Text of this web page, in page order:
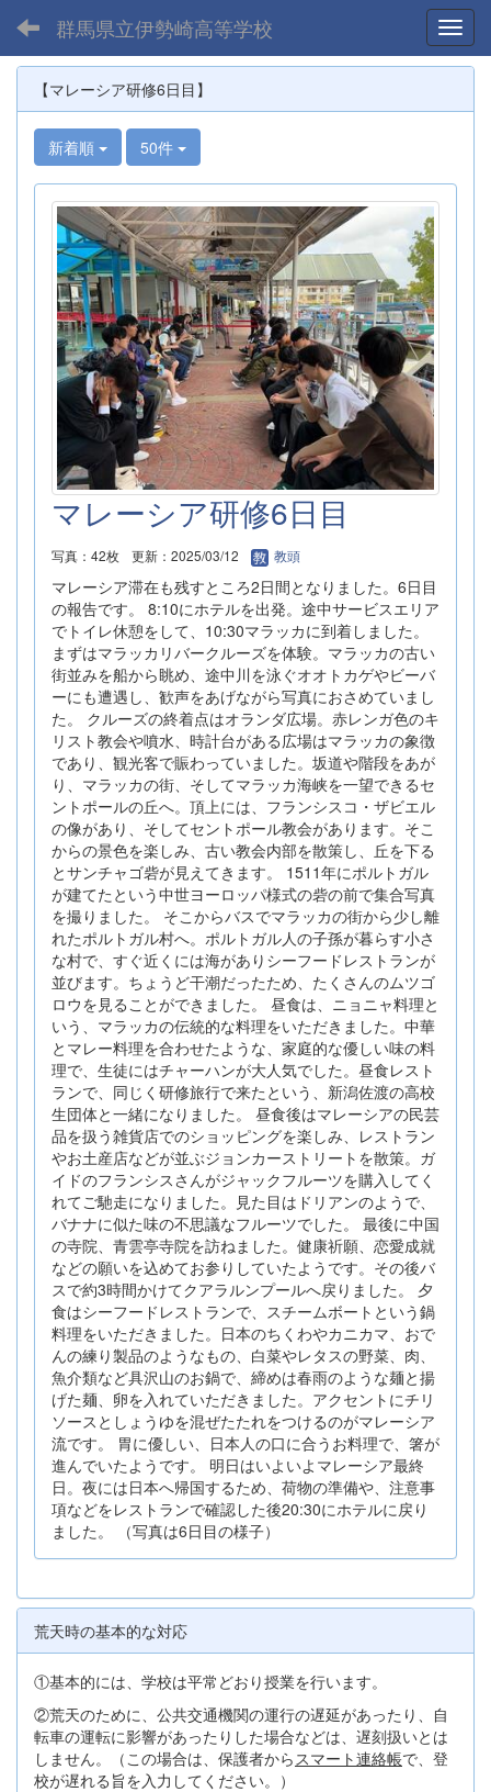
群馬県立伊勢崎高等学校
【マレーシア研修6日目】
新着順 50件
マレーシア研修6日目
写真：42枚 更新：2025/03/12 教頭
マレーシア滞在も残すところ2日間となりました。6日目
の報告です。 8:10にホテルを出発。途中サービスエリア
でトイレ休憩をして、10:30マラッカに到着しました。
まずはマラッカリバークルーズを体験。マラッカの古い
街並みを船から眺め、途中川を泳ぐオオトカゲやビーバ
ーにも遭遇し、歓声をあげながら写真におさめていまし
た。 クルーズの終着点はオランダ広場。赤レンガ色のキ
リスト教会や噴水、時計台がある広場はマラッカの象徴
であり、観光客で賑わっていました。坂道や階段をあが
り、マラッカの街、そしてマラッカ海峡を一望できるセ
ントポールの丘へ。頂上には、フランシスコ・ザビエル
の像があり、そしてセントポール教会があります。そこ
からの景色を楽しみ、古い教会内部を散策し、丘を下る
とサンチャゴ砦が見えてきます。 1511年にポルトガル
が建てたという中世ヨーロッパ様式の砦の前で集合写真
を撮りました。 そこからバスでマラッカの街から少し離
れたポルトガル村へ。ポルトガル人の子孫が暮らす小さ
な村で、すぐ近くには海がありシーフードレストランが
並びます。ちょうど干潮だったため、たくさんのムツゴ
ロウを見ることができました。 昼食は、ニョニャ料理と
いう、マラッカの伝統的な料理をいただきました。中華
とマレー料理を合わせたような、家庭的な優しい味の料
理で、生徒にはチャーハンが大人気でした。昼食レスト
ランで、同じく研修旅行で来たという、新潟佐渡の高校
生団体と一緒になりました。 昼食後はマレーシアの民芸
品を扱う雑貨店でのショッピングを楽しみ、レストラン
やお土産店などが並ぶジョンカーストリートを散策。ガ
イドのフランシスさんがジャックフルーツを購入してく
れてご馳走になりました。見た目はドリアンのようで、
バナナに似た味の不思議なフルーツでした。 最後に中国
の寺院、青雲亭寺院を訪ねました。健康祈願、恋愛成就
などの願いを込めてお参りしていたようです。その後バ
スで約3時間かけてクアラルンプールへ戻りました。 夕
食はシーフードレストランで、スチームボートという鍋
料理をいただきました。日本のちくわやカニカマ、おで
んの練り製品のようなもの、白菜やレタスの野菜、肉、
魚介類など具沢山のお鍋で、締めは春雨のような麺と揚
げた麺、卵を入れていただきました。アクセントにチリ
ソースとしょうゆを混ぜたたれをつけるのがマレーシア
流です。 胃に優しい、日本人の口に合うお料理で、箸が
進んでいたようです。 明日はいよいよマレーシア最終
日。夜には日本へ帰国するため、荷物の準備や、注意事
項などをレストランで確認した後20:30にホテルに戻り
ました。 （写真は6日目の様子）
荒天時の基本的な対応
①基本的には、学校は平常どおり授業を行います。
②荒天のために、公共交通機関の運行の遅延があったり、自
転車の運転に影響があったりした場合などは、遅刻扱いとは
しません。（この場合は、保護者から スマート連絡帳で、登
校が遅れる旨を入力してください。）